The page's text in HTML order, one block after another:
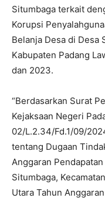
Situmbaga terkait
Korupsi
Belanja Desa di Desa
Kabupaten Padang
dan 2023.
“Berdasarkan Surat
Kejaksaan Negeri
02/L.2.34/Fd.1/09/
tentang Dugaan
Anggaran
Situmbaga,
Utara Tahun